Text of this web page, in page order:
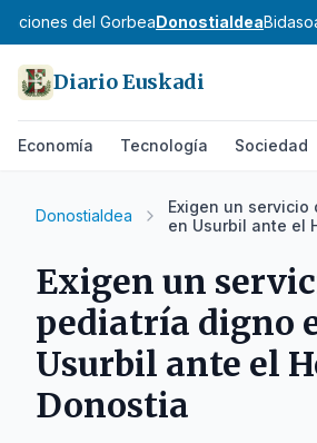
del GorbeaDonostialdea
Diario Euskadi
Economía Tecnología Sociedad
Donostialdea
Exigen un
en Usurbil ante el
Exigen un
pediatría digno
Usurbil ante el
Donostia